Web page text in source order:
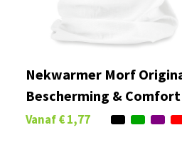
Nekwarmer Morf
Bescherming & Comfort
Vanaf€ 1,77